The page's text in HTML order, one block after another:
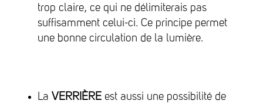
trop claire, ce qui ne délimiterais pas
suffisamment celui-ci. Ce principe permet
une bonne circulation de la lumière.
La VERRIÈREest aussi une possibilité de